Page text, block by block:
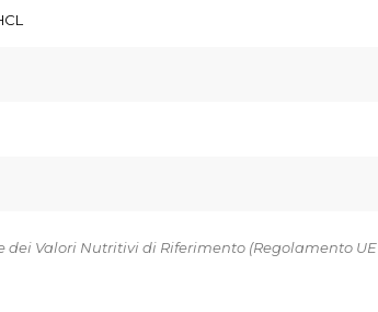
dei Valori Nutritivi di Riferimento (Regolamento UE